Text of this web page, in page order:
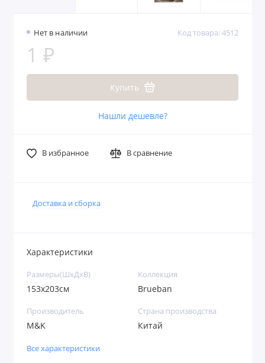
Нет в наличии Код товара: 4512
1 ₽
Купить
Нашли дешевле?
В избранное В сравнение
Доставка и сборка
Характеристики
Размеры(ШхДхВ)
153х203см
Коллекция
Brueban
Производитель
M&K
Страна производства
Китай
Все характеристики